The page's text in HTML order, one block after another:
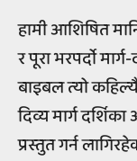
हामी आशिषित
र पूरा भरपर्दो
बाइबल त्यो
दिव्य मार्ग
प्रस्तुत गर्न